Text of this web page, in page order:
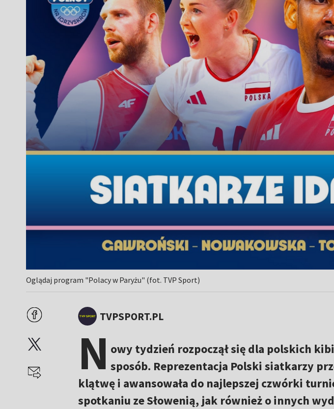
Oglądaj program "Polacy w Paryżu" (fot. TVP Sport)
TVPSPORT.PL
N owy tydzień rozpoczął się dla polskich
sposób. Reprezentacja Polski siatkarzy
klątwę i awansowała do najlepszej czwórki
spotkaniu ze Słowenią, jak również o innych